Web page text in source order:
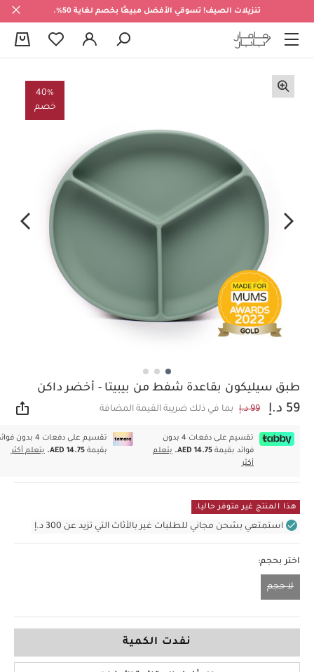
تنزيلات الصيف! تسوقي الأفضل مبيعًا بخصم لغاية 50%.
40%
خصم
طبق سيليكون بقاعدة شفط من بيبيتا - أخضر داكن
59 د.إ 99 د.إ بما في ذلك ضريبة القيمة المضافة
تقسيم على دفعات 4 بدون
فوائد بقيمة AED 14.75.
يتعلم
أكثر
تقسيم على دفعات 4 بدون
بقيمةAED 14.75. يتعلم أكثر
هذا المنتج غير متوفر حاليا.
استمتعي بشحن مجاني للطلبات غير بالأثاث التي تزيد عن 300 د.إ
اختر بحجم:
لا حجم
نفدت الكمية